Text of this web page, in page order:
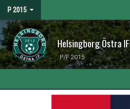
P 2015
Helsingborg Östra IF
P/F 2015